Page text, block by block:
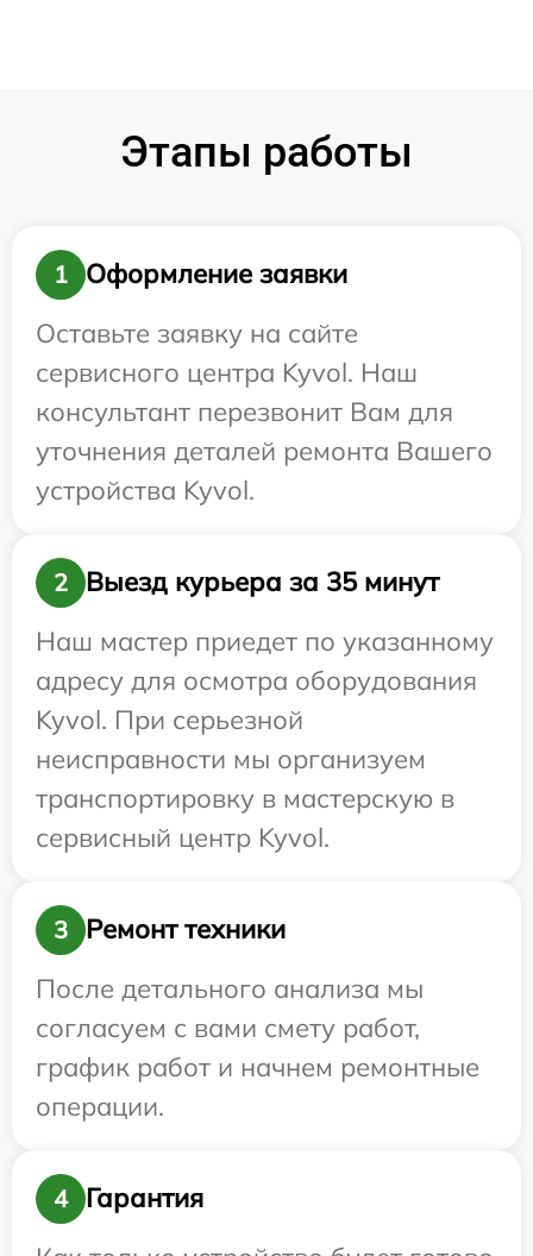
Этапы работы
1
Оформление заявки
Оставьте заявку на сайте
сервисного центра Kyvol. Наш
консультант перезвонит Вам для
уточнения деталей ремонта Вашего
устройства Kyvol.
2
Выезд курьера за 35 минут
Наш мастер приедет по указанному
адресу для осмотра оборудования
Kyvol. При серьезной
неисправности мы организуем
транспортировку в мастерскую в
сервисный центр Kyvol.
3
Ремонт техники
После детального анализа мы
согласуем с вами смету работ,
график работ и начнем ремонтные
операции.
4
Гарантия